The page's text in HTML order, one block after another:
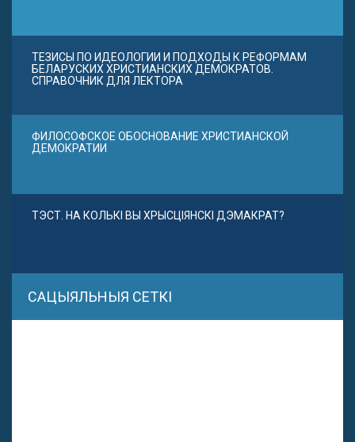
ТЕЗИСЫ ПО ИДЕОЛОГИИ И ПОДХОДЫ К РЕФОРМАМ
БЕЛАРУСКИХ ХРИСТИАНСКИХ ДЕМОКРАТОВ.
СПРАВОЧНИК ДЛЯ ЛЕКТОРА
ФИЛОСОФСКОЕ ОБОСНОВАНИЕ ХРИСТИАНСКОЙ
ДЕМОКРАТИИ
ТЭСТ. НА КОЛЬКІ ВЫ ХРЫСЦІЯНСКІ ДЭМАКРАТ?
САЦЫЯЛЬНЫЯ СЕТКІ